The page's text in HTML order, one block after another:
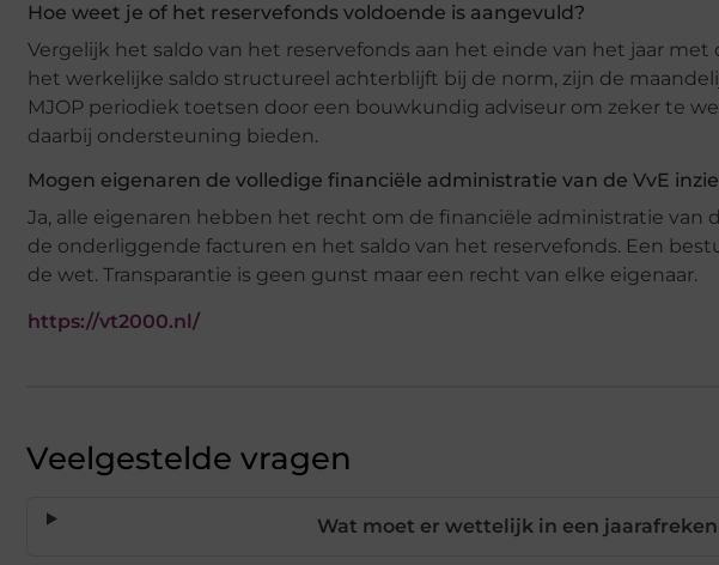
Hoe weet je of het reservefonds voldoende is aangevuld?
Vergelijk het saldo van het reservefonds aan het einde van het jaar met
het werkelijke saldo structureel achterblijft bij de norm, zijn de
MJOP periodiek toetsen door een bouwkundig adviseur om zeker te
daarbij ondersteuning bieden.
Mogen eigenaren de volledige financiële administratie van de VvE
Ja, alle eigenaren hebben het recht om de financiële administratie van
de onderliggende facturen en het saldo van het reservefonds. Een
de wet. Transparantie is geen gunst maar een recht van elke eigenaar.
https://vt2000.nl/
Veelgestelde vragen
Wat moet er wettelijk in een